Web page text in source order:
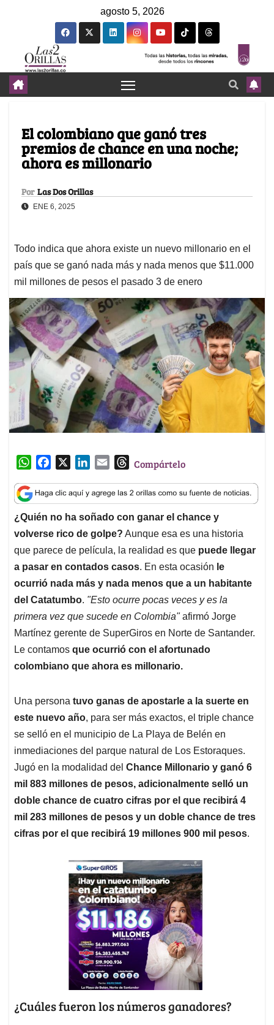
agosto 5, 2026
El colombiano que ganó tres
premios de chance en una noche;
ahora es millonario
Por Las Dos Orillas
ENE 6, 2025
Todo indica que ahora existe un nuevo millonario en el
país que se ganó nada más y nada menos que $11.000
mil millones de pesos el pasado 3 de enero
W
a
t
s
A
p
p
c
e
b
o
o
k
n
k
e
d
I
n
a
i
l
T
r
e
a
d
s
Compártelo
¿Quién no ha soñado con ganar el chance y
volverse rico de golpe? Aunque esa es una historia
que parece de película, la realidad es que puede llegar
a pasar en contados casos. En esta ocasión le
ocurrió nada más y nada menos que a un habitante
del Catatumbo. "Esto ocurre pocas veces y es la
primera vez que sucede en Colombia"afirmó Jorge
Martínez gerente de SuperGiros en Norte de Santander.
Le contamos que ocurrió con el afortunado
colombiano que ahora es millonario.
Una persona tuvo ganas de apostarle a la suerte en
este nuevo año, para ser más exactos, el triple chance
se selló en el municipio de La Playa de Belén en
inmediaciones del parque natural de Los Estoraques.
Jugó en la modalidad del Chance Millonario y ganó 6
mil 883 millones de pesos, adicionalmente selló un
doble chance de cuatro cifras por el que recibirá 4
mil 283 millones de pesos y un doble chance de tres
cifras por el que recibirá 19 millones 900 mil pesos.
¿Cuáles fueron los números ganadores?